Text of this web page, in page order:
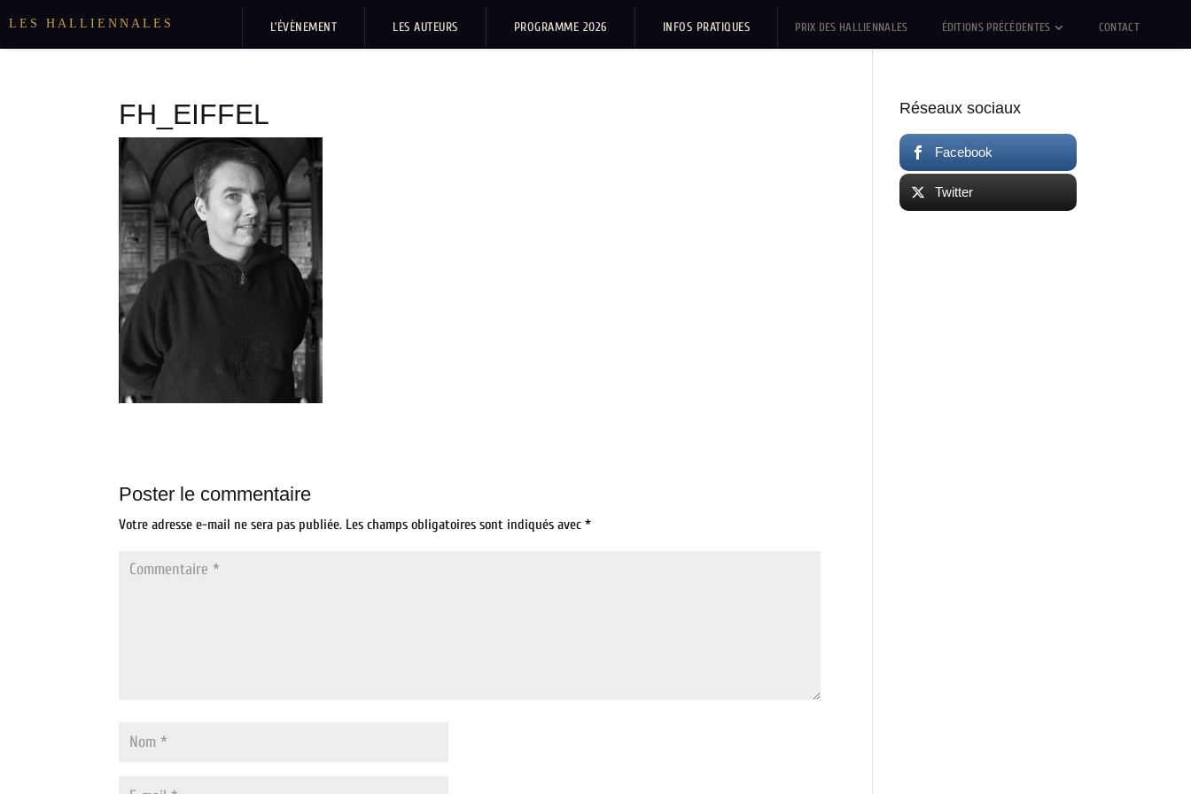
LES HALLIENNALES L’ÉVÈNEMENT LES AUTEURS PROGRAMME 2026 INFOS PRATIQUES PRIX DES HALLIENNALES ÉDITIONS PRÉCÉDENTES CONTACT
FH_EIFFEL
Poster le commentaire
Votre adresse e-mail ne sera pas publiée. Les champs obligatoires sont indiqués avec*
Réseaux sociaux
Facebook
Twitter